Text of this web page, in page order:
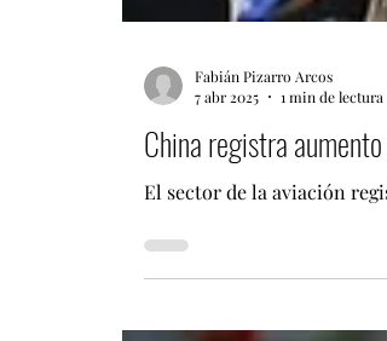
Fabián Pizarro Arcos
7 abr 2025
China registra